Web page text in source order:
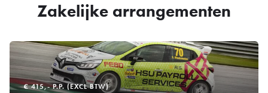
Zakelijke arrangementen
€ 415,- P.P. (EXCL BTW)